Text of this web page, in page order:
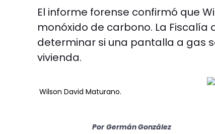
El informe forense confirmó que
monóxido de carbono. La
determinar si una pantalla a gas
vivienda.
Wilson David Maturano.
Por Germán González